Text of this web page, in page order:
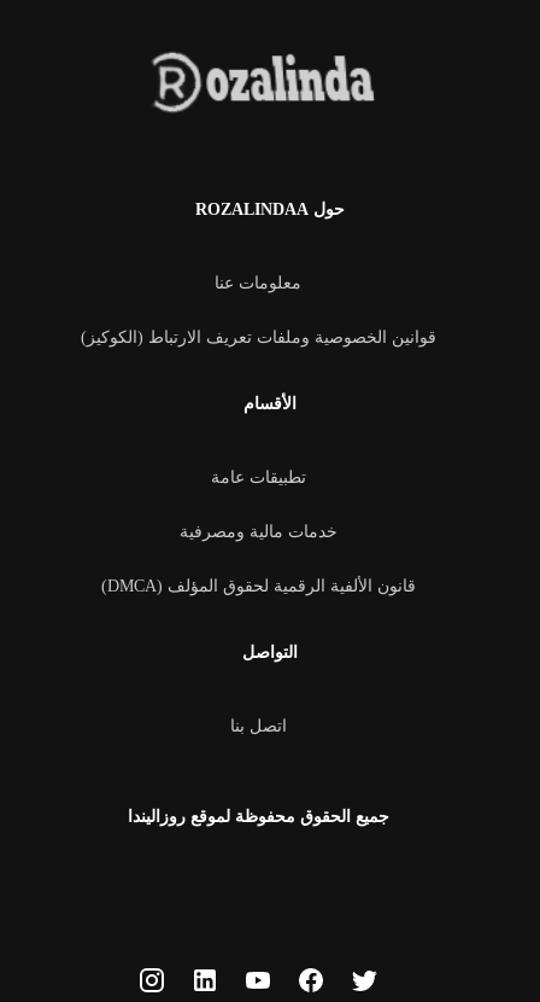
حول ROZALINDAA
معلومات عنا
قوانين الخصوصية وملفات تعريف الارتباط (الكوكيز)
الأقسام
تطبيقات عامة
خدمات مالية ومصرفية
قانون الألفية الرقمية لحقوق المؤلف (DMCA)
التواصل
اتصل بنا
جميع الحقوق محفوظة لموقع روزاليندا